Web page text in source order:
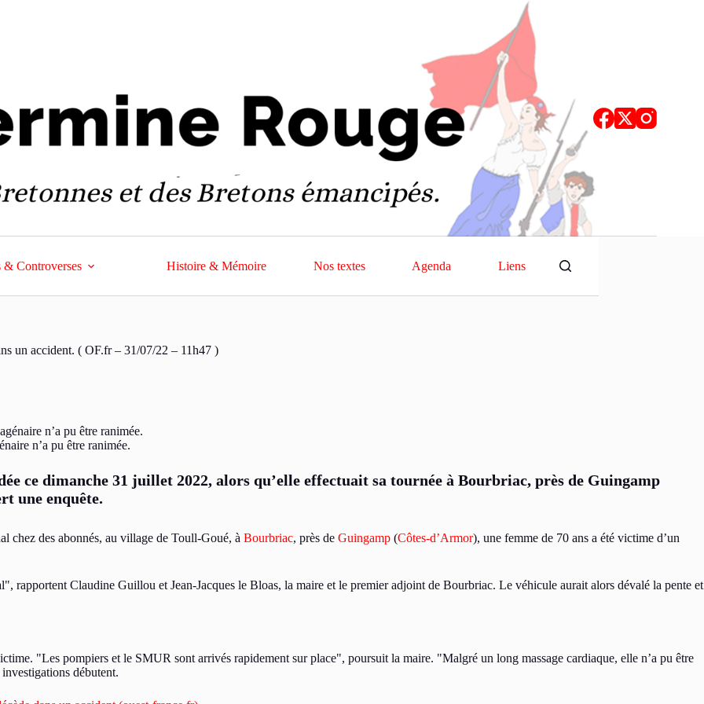
& Controverses Histoire & Mémoire Nos textes Agenda Liens
un accident. ( OF.fr – 31/07/22 – 11h47 )
n’a pu être ranimée.
ce dimanche 31 juillet 2022, alors qu’elle effectuait sa tournée à Bourbriac, près de Guingamp
une enquête.
chez des abonnés, au village de Toull-Goué, à Bourbriac, près de Guingamp (Côtes-d’Armor), une femme de 70 ans a été victime d’un
​, rapportent Claudine Guillou et Jean-Jacques le Bloas, la maire et le premier adjoint de Bourbriac. Le véhicule aurait alors dévalé la pente et
Les pompiers et le SMUR sont arrivés rapidement sur place ​, poursuit la maire.
Malgré un long massage cardiaque, elle n’a pu être
débutent.